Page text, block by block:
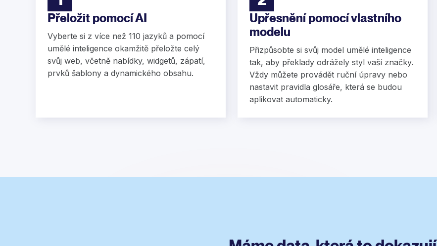
Přeložit pomocí AI
Vyberte si z více než 110 jazyků a pomocí
umělé inteligence okamžitě přeložte celý
svůj web, včetně nabídky, widgetů, zápatí,
prvků šablony a dynamického obsahu.
Upřesnění pomocí vlastního
modelu
Přizpůsobte si svůj model umělé inteligence
tak, aby překlady odrážely styl vaší značky.
Vždy můžete provádět ruční úpravy nebo
nastavit pravidla glosáře, která se budou
aplikovat automaticky.